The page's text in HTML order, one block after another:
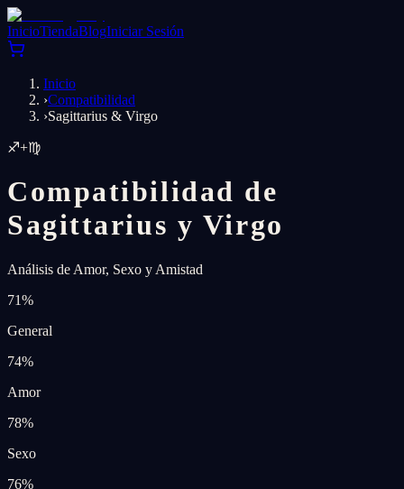
InicioTiendaBlogIniciar Sesión
Inicio
›Compatibilidad
›Sagittarius & Virgo
♐+♍
Compatibilidad de
Sagittarius y Virgo
Análisis de Amor, Sexo y Amistad
71%
General
74%
Amor
78%
Sexo
76%